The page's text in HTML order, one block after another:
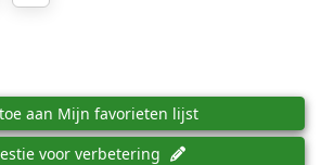
aan Mijn favorieten lijst
voor verbetering